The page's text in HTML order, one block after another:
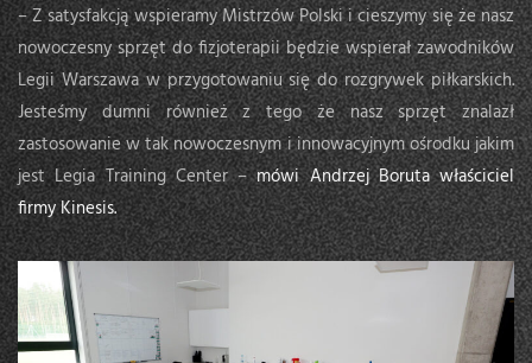
– Z satysfakcją wspieramy Mistrzów Polski i cieszymy się że nasz
nowoczesny sprzęt do fizjoterapii będzie wspierał zawodników
Legii Warszawa w przygotowaniu się do rozgrywek piłkarskich.
Jesteśmy dumni również z tego że nasz sprzęt znalazł
zastosowanie w tak nowoczesnym i innowacyjnym ośrodku jakim
jest Legia Training Center –mówi Andrzej Boruta właściciel
firmy Kinesis.